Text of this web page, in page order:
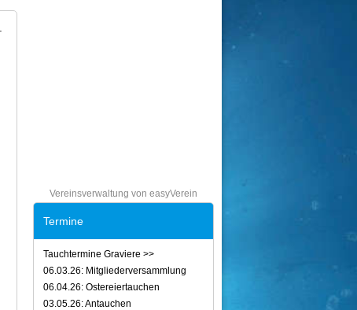
Vereinsverwaltung von easyVerein
Termine
Tauchtermine Graviere >>
06.03.26: Mitgliederversammlung
06.04.26: Ostereiertauchen
03.05.26: Antauchen